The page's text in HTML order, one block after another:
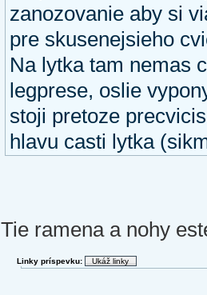
zanozovanie aby si
pre skusenejsieho
Na lytka tam nemas
legprese, oslie
stoji pretoze
hlavu casti lytka
Tie ramena a nohy
Linky príspevku: